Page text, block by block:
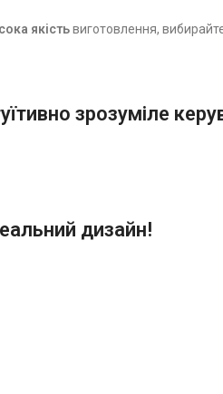
якістьвиготовлення,
зрозуміле
дизайн!